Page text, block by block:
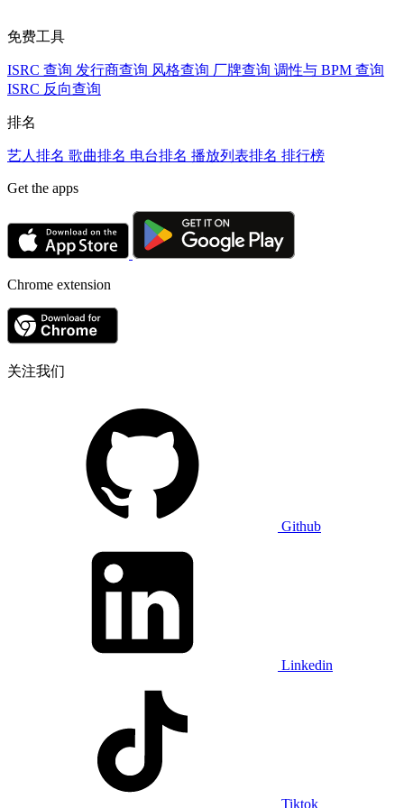
免费工具
ISRC 查询 发行商查询 风格查询 厂牌查询 调性与 BPM 查询
ISRC 反向查询
排名
艺人排名 歌曲排名 电台排名 播放列表排名 排行榜
Get the apps
Chrome extension
关注我们
Github
Linkedin
Tiktok